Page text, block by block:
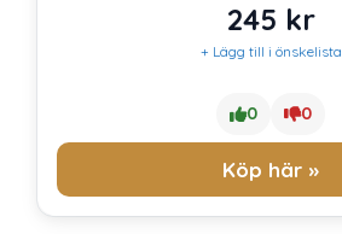
245 kr
+ Lägg till i önskelista
0 0
Köp här »